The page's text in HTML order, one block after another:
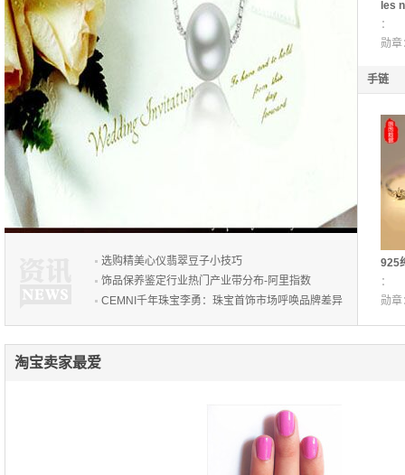
选购精美心仪翡翠豆子小技巧
饰品保养鉴定行业热门产业带分布-阿里指数
CEMNI千年珠宝李勇：珠宝首饰市场呼唤品牌差异
les
正
指首
：
勋章
手链
925
版
货
：
勋章
淘宝卖家最爱